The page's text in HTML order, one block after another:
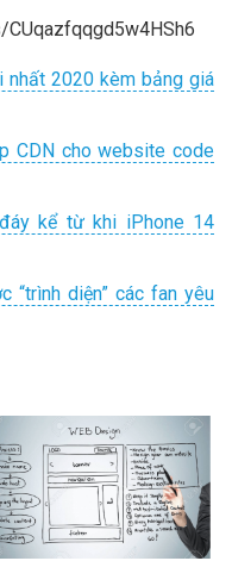
nhất 2020 kèm bảng giá
CDN cho website code
kể từ khi iPhone 14
“trình diện” các fan yêu